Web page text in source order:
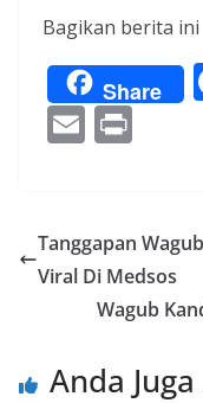
Bagikan berita ini
Share
E
l
Tanggapan
Viral Di Medsos
Wagub
Anda